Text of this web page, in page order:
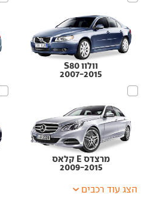
וולוו S80
2007-2015
מרצדס E קלאס
2009-2015
הצג עוד רכבים